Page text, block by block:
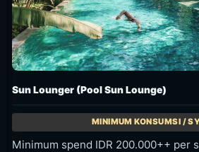
Sun Lounger (Pool Sun Lounge)
Minimum spend IDR 200.000++ per